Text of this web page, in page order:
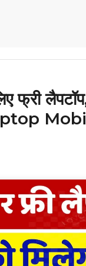
फ्री